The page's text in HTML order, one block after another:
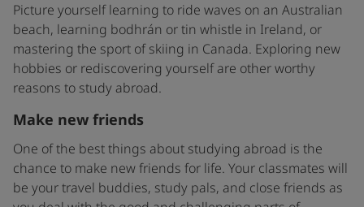
Picture yourself learning to ride waves on an Australian
beach, learning bodhrán or tin whistle in Ireland, or
mastering the sport of skiing in Canada. Exploring new
hobbies or rediscovering yourself are other worthy
reasons to study abroad.
Make new friends
One of the best things about studying abroad is the
chance to make new friends for life. Your classmates will
be your travel buddies, study pals, and close friends as